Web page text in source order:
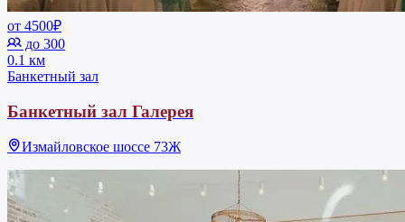
от 4500₽
до 300
0.1 км
Банкетный зал
Банкетный зал Галерея
Измайловское шоссе 73Ж